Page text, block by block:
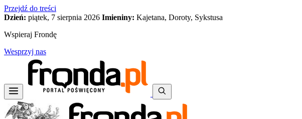
Przejdź do treści
Dzień: piątek, 7 sierpnia 2026 Imieniny: Kajetana, Doroty, Sykstusa
Wspieraj Frondę
Wesprzyj nas